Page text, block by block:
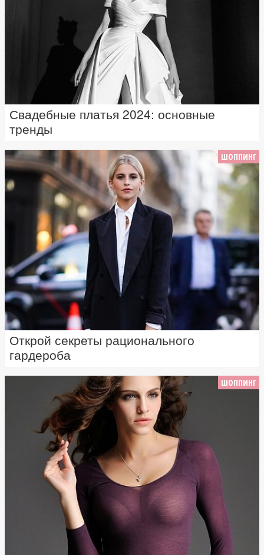
Свадебные платья 2024: основные
тренды
ШОППИНГ
Открой секреты рационального
гардероба
ШОППИНГ